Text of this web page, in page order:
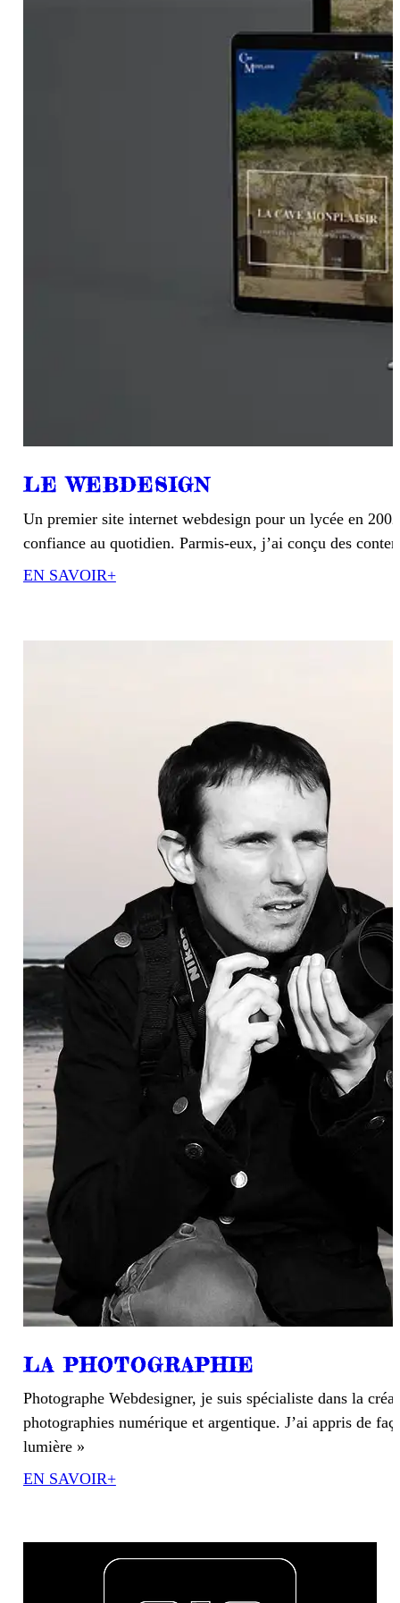
LE WEBDESIGN
Un premier site internet webdesign pour un lycée en
confiance au quotidien. Parmis-eux, j’ai conçu des
EN SAVOIR+
LA PHOTOGRAPHIE
Photographe Webdesigner, je suis spécialiste dans la
photographies numérique et argentique. J’ai appris de
lumière »
EN SAVOIR+